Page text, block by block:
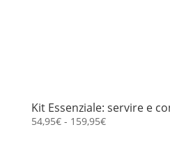
Kit Essenziale: servire e
54,95€ - 159,95€Fascia